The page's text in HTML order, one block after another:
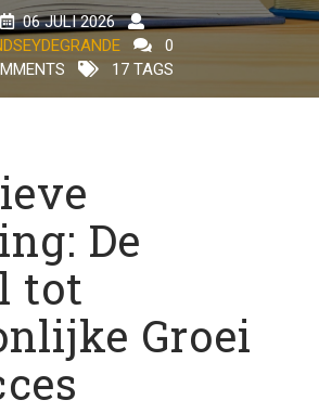
06 JULI 2026
0
17 TAGS
De
tot
Groei